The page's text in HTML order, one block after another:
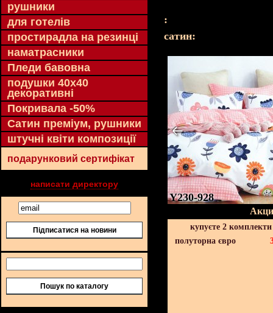
рушники
для готелів
простирадла на резинці
наматрасники
Пледи бавовна
подушки 40х40
декоративні
Покривала -50%
Сатин преміум, рушники
штучні квіти композиції
подарунковий сертифікат
написати директору
Підписатися на новини
Пошук по каталогу
:
cатин:
Y230-928
купуєте 2
полуторна євро